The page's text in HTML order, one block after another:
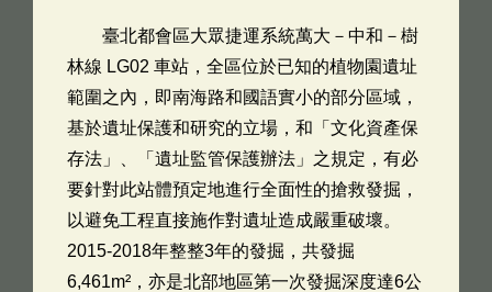
臺北都會區大眾捷運系統萬大－中和－樹
林線 LG02 車站，全區位於已知的植物園遺址
範圍之內，即南海路和國語實小的部分區域，
基於遺址保護和研究的立場，和「文化資產保
存法」、「遺址監管保護辦法」之規定，有必
要針對此站體預定地進行全面性的搶救發掘，
以避免工程直接施作對遺址造成嚴重破壞。
2015-2018年整整3年的發掘，共發掘
6,461m²，亦是北部地區第一次發掘深度達6公